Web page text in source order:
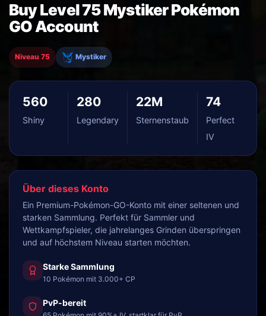
Buy Level 75 Mystiker Pokémon
GO Account
Niveau 75 Mystiker
560
Shiny
280
Legendary
22M
Sternenstaub
74
Perfect
IV
Über dieses Konto
Ein Premium-Pokémon-GO-Konto mit einer seltenen und
starken Sammlung. Perfekt für Sammler und
Wettkampfspieler, die jahrelanges Grinden überspringen
und auf höchstem Niveau starten möchten.
Starke Sammlung
10 Pokémon mit 3.000+ CP
PvP-bereit